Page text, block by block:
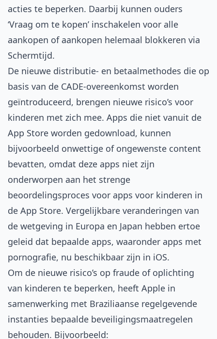
acties te beperken. Daarbij kunnen ouders
‘Vraag om te kopen’ inschakelen voor alle
aankopen of aankopen helemaal blokkeren via
Schermtijd.
De nieuwe distributie- en betaalmethodes die op
basis van de CADE-overeenkomst worden
geïntroduceerd, brengen nieuwe risico’s voor
kinderen met zich mee. Apps die niet vanuit de
App Store worden gedownload, kunnen
bijvoorbeeld onwettige of ongewenste content
bevatten, omdat deze apps niet zijn
onderworpen aan het strenge
beoordelingsproces voor apps voor kinderen in
de App Store. Vergelijkbare veranderingen van
de wetgeving in Europa en Japan hebben ertoe
geleid dat bepaalde apps, waaronder apps met
pornografie, nu beschikbaar zijn in iOS.
Om de nieuwe risico’s op fraude of oplichting
van kinderen te beperken, heeft Apple in
samenwerking met Braziliaanse regelgevende
instanties bepaalde beveiligingsmaatregelen
behouden. Bijvoorbeeld: